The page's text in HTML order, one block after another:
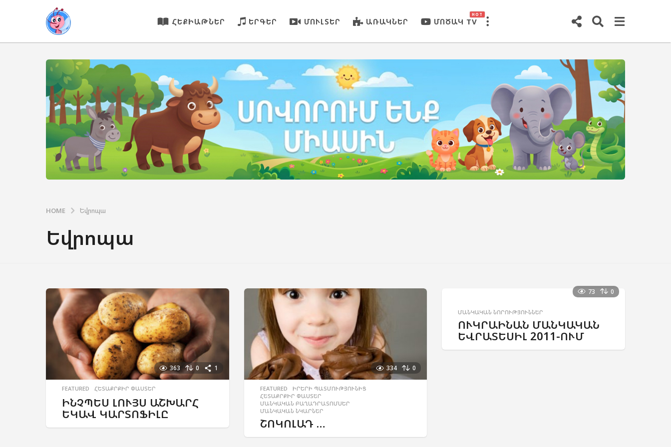
ՀԵՔԻԱԹՆԵՐ ԵՐԳԵՐ ՄՈՒԼՏԵՐ ԱՌԱԿՆԵՐ ՄՈԾԱԿ TV
HOT
HOME Եվրոպա
Եվրոպա
363 0 1
FEATURED ,ՀԵՏԱՔՐՔԻՐ ՓԱՍՏԵՐ
ԻՆՉՊԵՍ ԼՈՒՅՍ ԱՇԽԱՐՀ
ԵԿԱՎ ԿԱՐՏՈՖԻԼԸ
334 0
FEATURED ,ԻՐԵՐԻ ՊԱՏՄՈՒԹՅՈՒՆԻՑ
ՀԵՏԱՔՐՔԻՐ ՓԱՍՏԵՐ
ՄԱՆԿԱԿԱՆ ԲԱՂԱԴՐԱՏՈՄՍԵՐ
ՄԱՆԿԱԿԱՆ ՆԿԱՐՆԵՐ
ՇՈԿՈԼԱԴ …
73 0
ՄԱՆԿԱԿԱՆ ՆՈՐՈՒԹՅՈՒՆՆԵՐ
ՈՒԿՐԱԻՆԱՆ ՄԱՆԿԱԿԱՆ
ԵՎՐԱՏԵՍԻԼ 2011-ՈՒՄ